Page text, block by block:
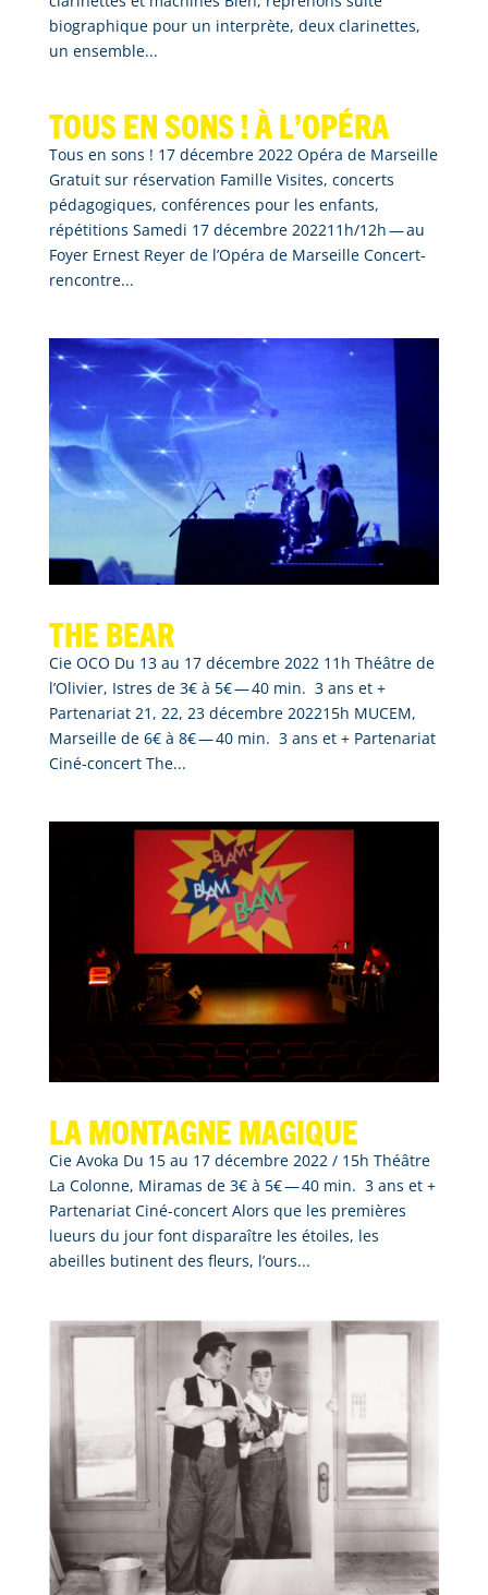
biographique pour un interprète, deux clarinettes,
un ensemble...
Tous en sons ! À l’opéra
Tous en sons ! 17 décembre 2022 Opéra de Marseille
Gratuit sur réservation Famille Visites, concerts
pédagogiques, conférences pour les enfants,
répétitions Samedi 17 décembre 202211h/12h — au
Foyer Ernest Reyer de l’Opéra de Marseille Concert-
rencontre...
The bear
Cie OCO Du 13 au 17 décembre 2022 11h Théâtre de
l’Olivier, Istres de 3€ à 5€ — 40 min. 3 ans et +
Partenariat 21, 22, 23 décembre 202215h MUCEM,
Marseille de 6€ à 8€ — 40 min. 3 ans et + Partenariat
Ciné-concert The...
La montagne magique
Cie Avoka Du 15 au 17 décembre 2022 / 15h Théâtre
La Colonne, Miramas de 3€ à 5€ — 40 min. 3 ans et +
Partenariat Ciné-concert Alors que les premières
lueurs du jour font disparaître les étoiles, les
abeilles butinent des fleurs, l’ours...